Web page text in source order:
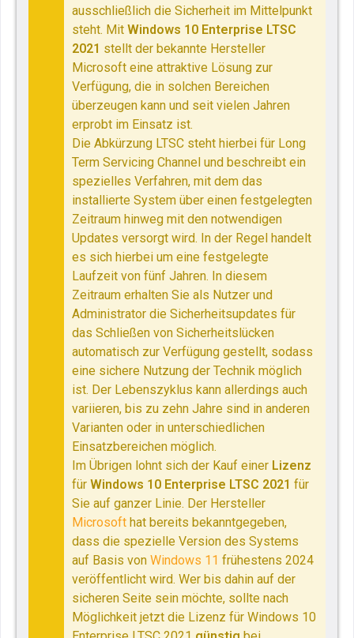
ausschließlich die Sicherheit im Mittelpunkt
steht. MitWindows 10 Enterprise LTSC
2021 stellt der bekannte Hersteller
Microsoft eine attraktive Lösung zur
Verfügung, die in solchen Bereichen
überzeugen kann und seit vielen Jahren
erprobt im Einsatz ist.
Die Abkürzung LTSC steht hierbei für Long
Term Servicing Channel und beschreibt ein
spezielles Verfahren, mit dem das
installierte System über einen festgelegten
Zeitraum hinweg mit den notwendigen
Updates versorgt wird. In der Regel handelt
es sich hierbei um eine festgelegte
Laufzeit von fünf Jahren. In diesem
Zeitraum erhalten Sie als Nutzer und
Administrator die Sicherheitsupdates für
das Schließen von Sicherheitslücken
automatisch zur Verfügung gestellt, sodass
eine sichere Nutzung der Technik möglich
ist. Der Lebenszyklus kann allerdings auch
variieren, bis zu zehn Jahre sind in anderen
Varianten oder in unterschiedlichen
Einsatzbereichen möglich.
Im Übrigen lohnt sich der Kauf einer Lizenz
fürWindows 10 Enterprise LTSC 2021 für
Sie auf ganzer Linie. Der Hersteller
Microsofthat bereits bekanntgegeben,
dass die spezielle Version des Systems
auf Basis vonWindows 11 frühestens 2024
veröffentlicht wird. Wer bis dahin auf der
sicheren Seite sein möchte, sollte nach
Möglichkeit jetzt die Lizenz für Windows 10